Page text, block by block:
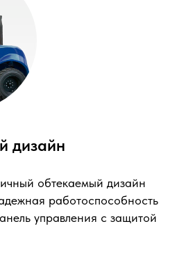
дизайн
обтекаемый дизайн
работоспособность
управления с защитой